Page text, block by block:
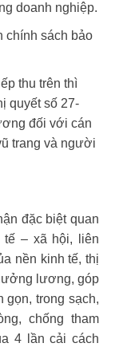
doanh nghiệp.
chính sách bảo
thu trên thì
quyết số 27-
đối với cán
trang và người
đặc biệt quan
tế – xã hội, liên
nền kinh tế, thị
lương, góp
gọn, trong sạch,
chống tham
4 lần cải cách